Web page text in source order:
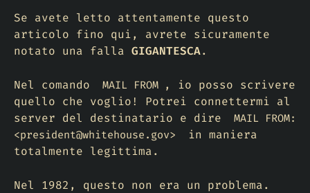
Se avete letto attentamente questo
articolo fino qui, avrete sicuramente
notato una falla GIGANTESCA.
Nel comando MAIL FROM , io posso scrivere
quello che voglio! Potrei connettermi al
server del destinatario e dire
MAIL FROM:
<president@whitehouse.gov>
in maniera
totalmente legittima.
Nel 1982, questo non era un problema.